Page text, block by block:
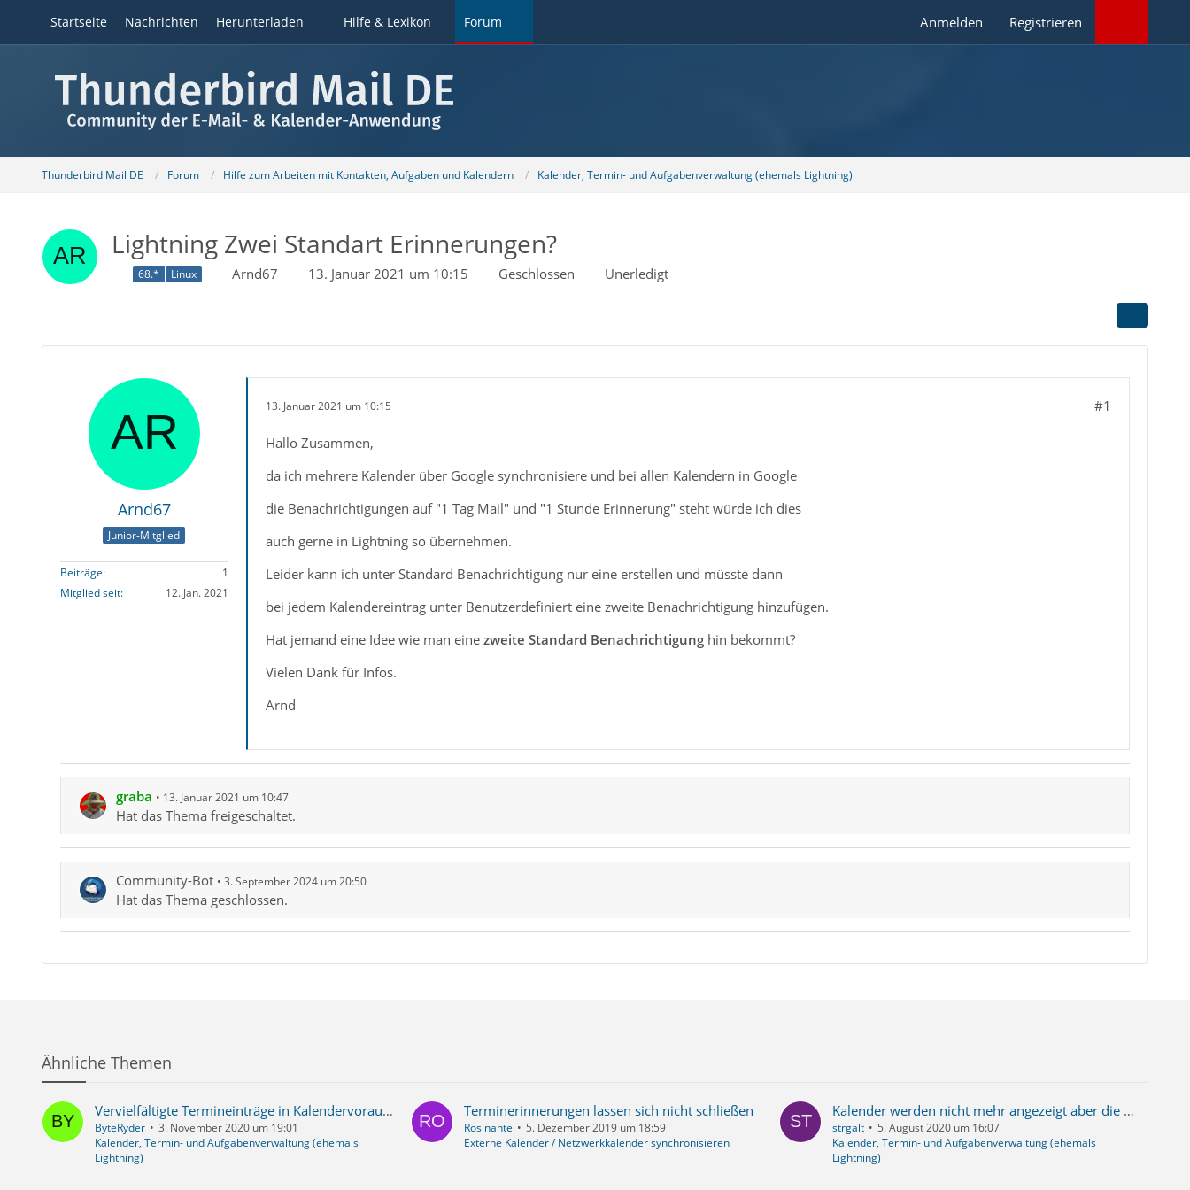
Startseite Nachrichten Herunterladen Hilfe & Lexikon Forum Anmelden Registrieren
Thunderbird Mail DE Forum Hilfe zum Arbeiten mit Kontakten, Aufgaben und Kalendern Kalender, Termin- und Aufgabenverwaltung (ehemals Lightning)
Lightning Zwei Standart Erinnerungen?
68.* Linux Arnd67 13. Januar 2021 um 10:15 Geschlossen Unerledigt
Arnd67
Junior-Mitglied
Beiträge
1
Mitglied seit
12. Jan. 2021
13. Januar 2021 um 10:15 #1
Hallo Zusammen,
da ich mehrere Kalender über Google synchronisiere und bei allen Kalendern in Google
die Benachrichtigungen auf "1 Tag Mail" und "1 Stunde Erinnerung" steht würde ich dies
auch gerne in Lightning so übernehmen.
Leider kann ich unter Standard Benachrichtigung nur eine erstellen und müsste dann
bei jedem Kalendereintrag unter Benutzerdefiniert eine zweite Benachrichtigung hinzufügen.
Hat jemand eine Idee wie man eine zweite Standard Benachrichtigunghin bekommt?
Vielen Dank für Infos.
Arnd
graba 13. Januar 2021 um 10:47
Hat das Thema freigeschaltet.
Community-Bot 3. September 2024 um 20:50
Hat das Thema geschlossen.
Ähnliche Themen
Vervielfältigte Termineinträge in Kalendervorausschau "Demnächst (7 Tage)"
ByteRyder
3. November 2020 um 19:01
Kalender, Termin- und Aufgabenverwaltung (ehemals
Lightning)
Terminerinnerungen lassen sich nicht schließen
Rosinante
5. Dezember 2019 um 18:59
Externe Kalender / Netzwerkkalender synchronisieren
Kalender werden nicht mehr angezeigt aber die Termine sind da (nicht bearbeitbar)
strgalt
5. August 2020 um 16:07
Kalender, Termin- und Aufgabenverwaltung (ehemals
Lightning)